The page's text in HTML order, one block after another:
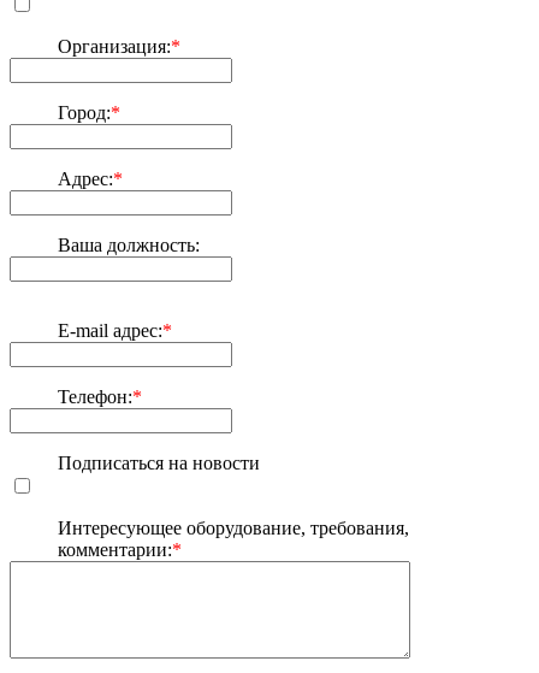
Организация:*
Город:*
Адрес:*
Ваша должность:
E-mail адрес:*
Телефон:*
Подписаться на новости
Интересующее оборудование, требования,
комментарии:*